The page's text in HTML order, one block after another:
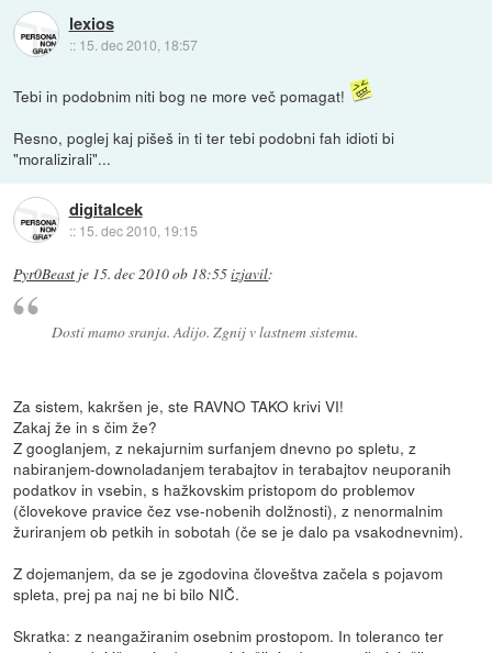
lexios
:: 15. dec 2010, 18:57
Tebi in podobnim niti bog ne more več pomagat!
Resno, poglej kaj pišeš in ti ter tebi podobni fah idioti bi
"moralizirali"...
digitalcek
:: 15. dec 2010, 19:15
Pyr0Beast je 15. dec 2010 ob 18:55izjavil:
Dosti mamo sranja. Adijo. Zgnij v lastnem sistemu.
Za sistem, kakršen je, ste RAVNO TAKO krivi VI!
Zakaj že in s čim že?
Z googlanjem, z nekajurnim surfanjem dnevno po spletu, z
nabiranjem-downoladanjem terabajtov in terabajtov neuporanih
podatkov in vsebin, s hažkovskim pristopom do problemov
(človekove pravice čez vse-nobenih dolžnosti), z nenormalnim
žuriranjem ob petkih in sobotah (če se je dalo pa vsakodnevnim).
Z dojemanjem, da se je zgodovina človeštva začela s pojavom
spleta, prej pa naj ne bi bilo NIČ.
Skratka: z neangažiranim osebnim prostopom. In toleranco ter